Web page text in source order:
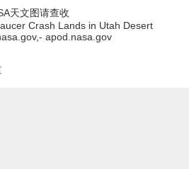
天文图请查收
Crash Lands in Utah Desert
apod.nasa.gov